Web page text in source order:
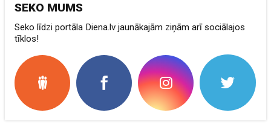
SEKO MUMS
Seko līdzi portāla Diena.lv jaunākajām ziņām arī sociālajos
tīklos!